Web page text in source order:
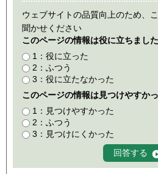
ウェブサイトの品質向上のため、
聞かせください
このページの情報は役に立ちまし
1：役に立った
2：ふつう
3：役に立たなかった
このページの情報は見つけやすか
1：見つけやすかった
2：ふつう
3：見つけにくかった